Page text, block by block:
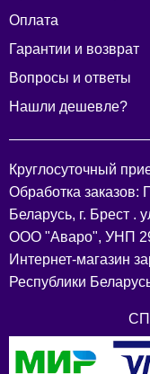
Оплата
Гарантии и возврат
Вопросы и ответы
Нашли дешевле?
Круглосуточный
Обработка заказов:
Беларусь, г. Брест .
ООО "Аваро", УНП
Интернет-магазин
Республики